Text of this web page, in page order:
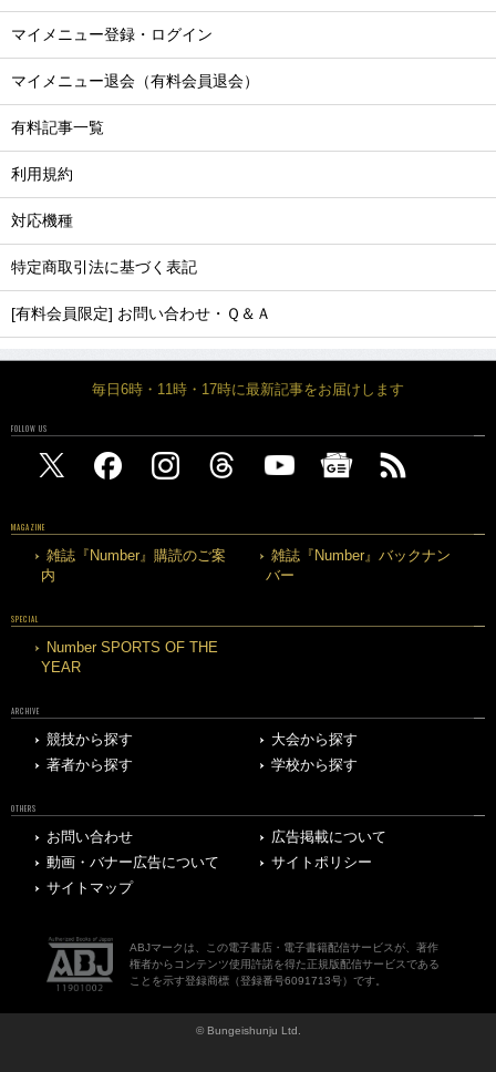
マイメニュー登録・ログイン
マイメニュー退会（有料会員退会）
有料記事一覧
利用規約
対応機種
特定商取引法に基づく表記
[有料会員限定] お問い合わせ・Ｑ＆Ａ
毎日6時・11時・17時に最新記事をお届けします
FOLLOW US
MAGAZINE
雑誌『Number』購読のご案
内
雑誌『Number』バックナン
バー
SPECIAL
Number SPORTS OF THE
YEAR
ARCHIVE
競技から探す
大会から探す
著者から探す
学校から探す
OTHERS
お問い合わせ
広告掲載について
動画・バナー広告について
サイトポリシー
サイトマップ
ABJマークは、この電子書店・電子書籍配信サービスが、著作
権者からコンテンツ使用許諾を得た正規版配信サービスである
ことを示す登録商標（登録番号6091713号）です。
© Bungeishunju Ltd.